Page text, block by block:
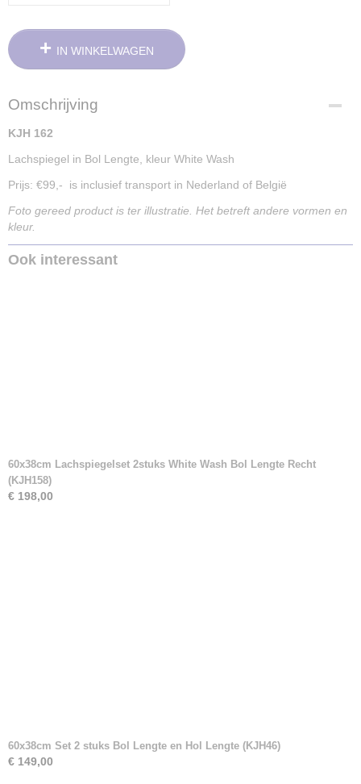
IN WINKELWAGEN
Omschrijving
KJH 162
Lachspiegel in Bol Lengte, kleur White Wash
Prijs: €99,- is inclusief transport in Nederland of België
Foto gereed product is ter illustratie. Het betreft andere vormen en
kleur.
Ook interessant
60x38cm Lachspiegelset 2stuks White Wash Bol Lengte Recht
(KJH158)
€ 198,00
60x38cm Set 2 stuks Bol Lengte en Hol Lengte (KJH46)
€ 149,00